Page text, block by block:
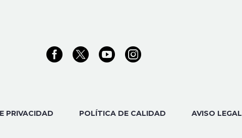
PRIVACIDAD POLÍTICA DE CALIDAD AVISO LEGAL